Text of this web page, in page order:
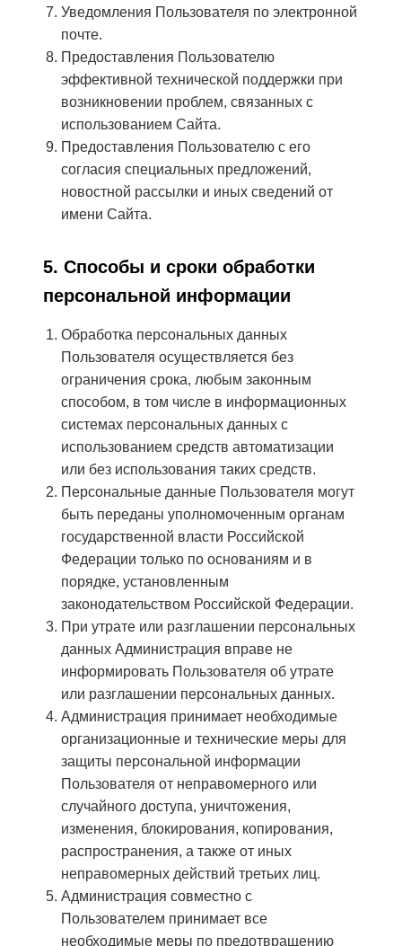
Уведомления Пользователя по электронной
почте.
Предоставления Пользователю
эффективной технической поддержки при
возникновении проблем, связанных с
использованием Сайта.
Предоставления Пользователю с его
согласия специальных предложений,
новостной рассылки и иных сведений от
имени Сайта.
5. Способы и сроки обработки
персональной информации
Обработка персональных данных
Пользователя осуществляется без
ограничения срока, любым законным
способом, в том числе в информационных
системах персональных данных с
использованием средств автоматизации
или без использования таких средств.
Персональные данные Пользователя могут
быть переданы уполномоченным органам
государственной власти Российской
Федерации только по основаниям и в
порядке, установленным
законодательством Российской Федерации.
При утрате или разглашении персональных
данных Администрация вправе не
информировать Пользователя об утрате
или разглашении персональных данных.
Администрация принимает необходимые
организационные и технические меры для
защиты персональной информации
Пользователя от неправомерного или
случайного доступа, уничтожения,
изменения, блокирования, копирования,
распространения, а также от иных
неправомерных действий третьих лиц.
Администрация совместно с
Пользователем принимает все
необходимые меры по предотвращению